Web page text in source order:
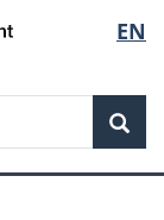
de
la
EN